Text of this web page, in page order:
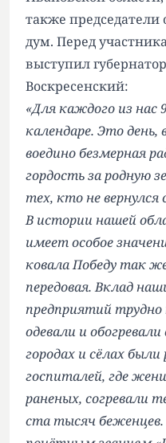
также председатели
дум. Перед
выступил
Воскресенский:
«Для каждого из нас
календаре. Это
воедино безмерная
гордость за родную
тех, кто не вернулся
В истории нашей
имеет особое
ковала Победу так
передовая. Вклад
предприятий трудно
одевали и
городах и сёлах
госпиталей, где
раненых, согревали
ста тысяч